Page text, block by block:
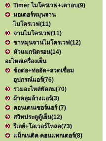
Timer ไมโครเวฟ+เตาอบ(9)
มอเตอร์หมุนจาน
ไมโครเวฟ(11)
จานไมโครเวฟ(11)
ขาหมุนจานไมโครเวฟ(12)
หัวแมกนิตรอน(14)
อะไหล่เครื่องเย็น
ข้อต่อ+ท่ออัด+ลวดเชื่อม
อุปกรณ์แอร์(76)
รวมอะไหล่พัดลม(70)
ผ้าคลุมล้างแอร์(3)
คอนเดนเซอร์แอร์(7)
สวิทประตูตู้เย็น(12)
รีเลย์+โอเวอร์โหลด(73)
แม็กเนติค คอนแทกเตอร์(8)